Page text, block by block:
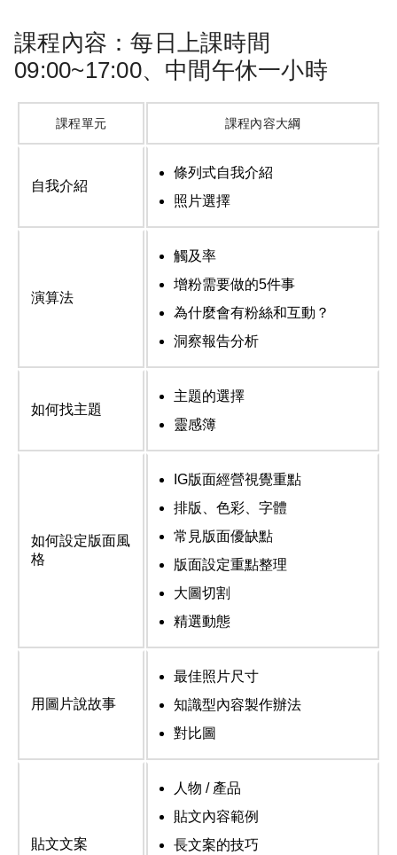
課程內容：每日上課時間
09:00~17:00、中間午休一小時
課程單元 課程內容大綱
自我介紹
條列式自我介紹
照片選擇
演算法
觸及率
增粉需要做的5件事
為什麼會有粉絲和互動？
洞察報告分析
如何找主題
主題的選擇
靈感簿
如何設定版面風
格
IG版面經營視覺重點
排版、色彩、字體
常見版面優缺點
版面設定重點整理
大圖切割
精選動態
用圖片說故事
最佳照片尺寸
知識型內容製作辦法
對比圖
貼文文案
人物 / 產品
貼文內容範例
長文案的技巧